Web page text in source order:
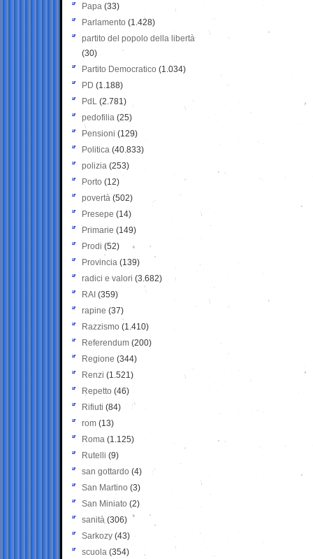
Papa (33)
Parlamento (1.428)
partito del popolo della libertà
(30)
Partito Democratico (1.034)
PD (1.188)
PdL (2.781)
pedofilia (25)
Pensioni (129)
Politica (40.833)
polizia (253)
Porto (12)
povertà (502)
Presepe (14)
Primarie (149)
Prodi (52)
Provincia (139)
radici e valori (3.682)
RAI (359)
rapine (37)
Razzismo (1.410)
Referendum (200)
Regione (344)
Renzi (1.521)
Repetto (46)
Rifiuti (84)
rom (13)
Roma (1.125)
Rutelli (9)
san gottardo (4)
San Martino (3)
San Miniato (2)
sanità (306)
Sarkozy (43)
scuola (354)